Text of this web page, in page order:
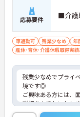
応募要件 ■介護
車通勤可 残業少なめ 年
産休･育休･介護休暇取得実績
残業少なめでプライ
境です◎
ご興味ある方には、
詳細をお話しいたし
い！